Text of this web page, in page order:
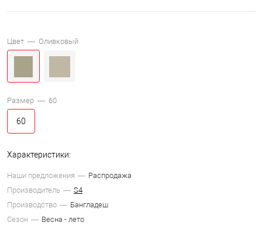
Цвет — Оливковый
Размер — 60
60
Характеристики:
Наши предложения
Распродажа
Производитель
S4
Производство
Бангладеш
Сезон
Весна - лето